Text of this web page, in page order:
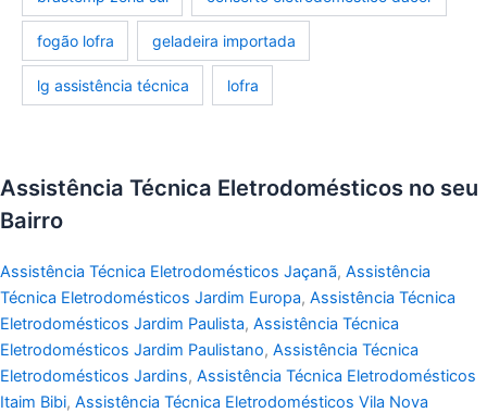
fogão lofra geladeira importada
lg assistência técnica lofra
Assistência Técnica Eletrodomésticos no seu
Bairro
Assistência Técnica Eletrodomésticos Jaçanã, Assistência
Técnica Eletrodomésticos Jardim Europa, Assistência Técnica
Eletrodomésticos Jardim Paulista, Assistência Técnica
Eletrodomésticos Jardim Paulistano, Assistência Técnica
Eletrodomésticos Jardins, Assistência Técnica Eletrodomésticos
Itaim Bibi, Assistência Técnica Eletrodomésticos Vila Nova